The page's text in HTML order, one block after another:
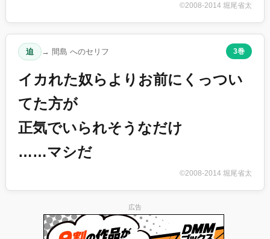
©2008-2014 堀尾省太
迫 → 間島 へのセリフ 3巻
イカれた奴らよりお前にくっつい
てた方が
正気でいられそうなだけ
……マシだ
©2008-2014 堀尾省太
広告